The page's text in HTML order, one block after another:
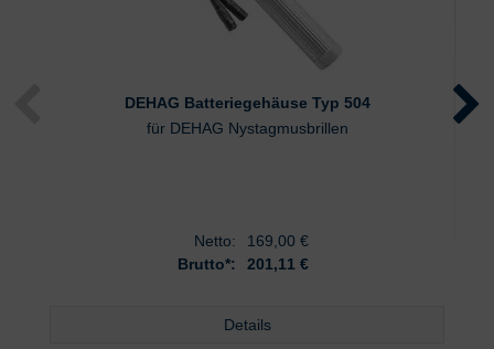
DEHAG Batteriegehäuse Typ 504
für DEHAG Nystagmusbrillen
Netto: 169,00 €
Brutto*:
201,11 €
Details